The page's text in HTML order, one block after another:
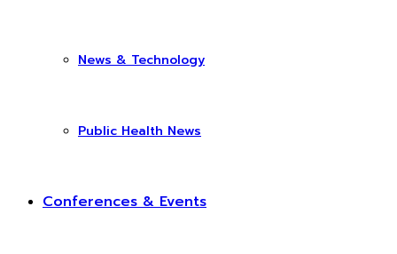
News & Technology
Public Health News
Conferences & Events